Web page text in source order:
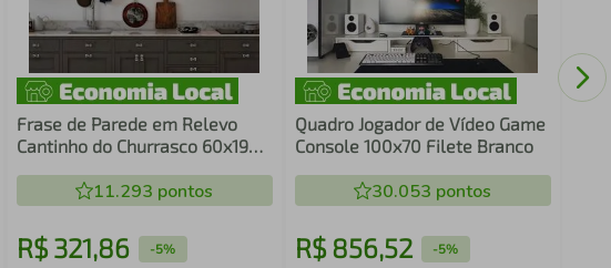
Frase de Parede em Relevo
Cantinho do Churrasco 60x19
11.293 pontos
R$ 321,86 -5%
Quadro Jogador de Vídeo Game
Console 100x70 Filete Branco
30.053 pontos
R$ 856,52 -5%